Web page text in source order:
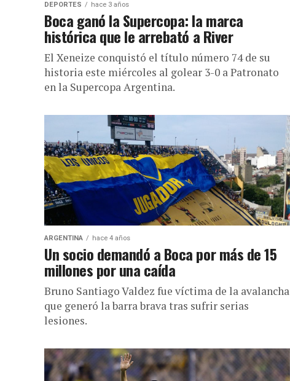
DEPORTES hace 3 años
Boca ganó la Supercopa: la marca
histórica que le arrebató a River
El Xeneize conquistó el título número 74 de su
historia este miércoles al golear 3-0 a Patronato
en la Supercopa Argentina.
ARGENTINA hace 4 años
Un socio demandó a Boca por más de 15
millones por una caída
Bruno Santiago Valdez fue víctima de la avalancha
que generó la barra brava tras sufrir serias
lesiones.